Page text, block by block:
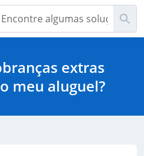
extras
meu aluguel?